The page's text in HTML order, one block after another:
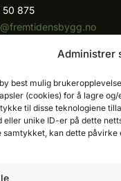
Administrer
best mulig
(cookies) for å lagre
til disse teknologiene
eller unike ID-er på dette
kan dette påvirke
50 875
767
og tjenester
her